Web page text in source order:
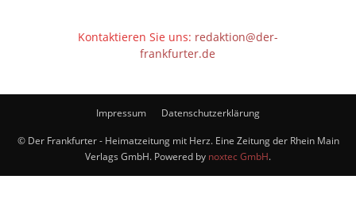
Kontaktieren Sie uns: redaktion@der-
frankfurter.de
Impressum Datenschutzerklärung
© Der Frankfurter - Heimatzeitung mit Herz. Eine Zeitung der Rhein Main
Verlags GmbH. Powered by noxtec GmbH.